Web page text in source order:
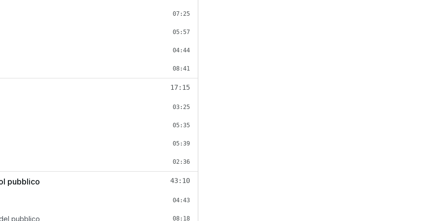
07:25
05:57
04:44
08:41
17:15
03:25
05:35
05:39
02:36
pubblico 43:10
04:43
pubblico 08:18